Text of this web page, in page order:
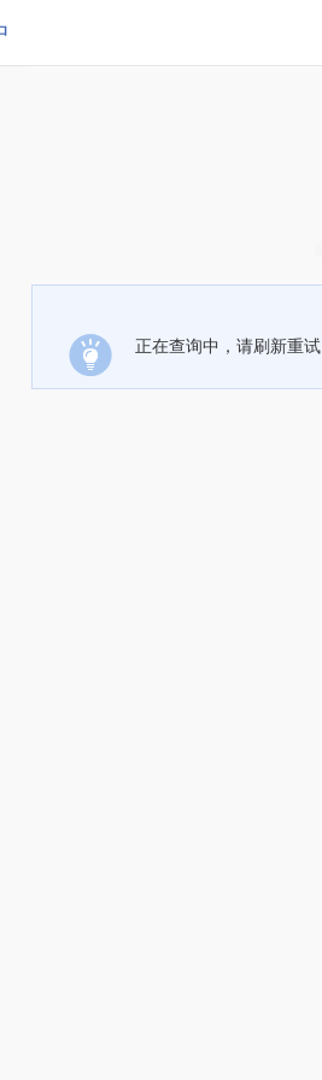
正在查询中，请刷新重试